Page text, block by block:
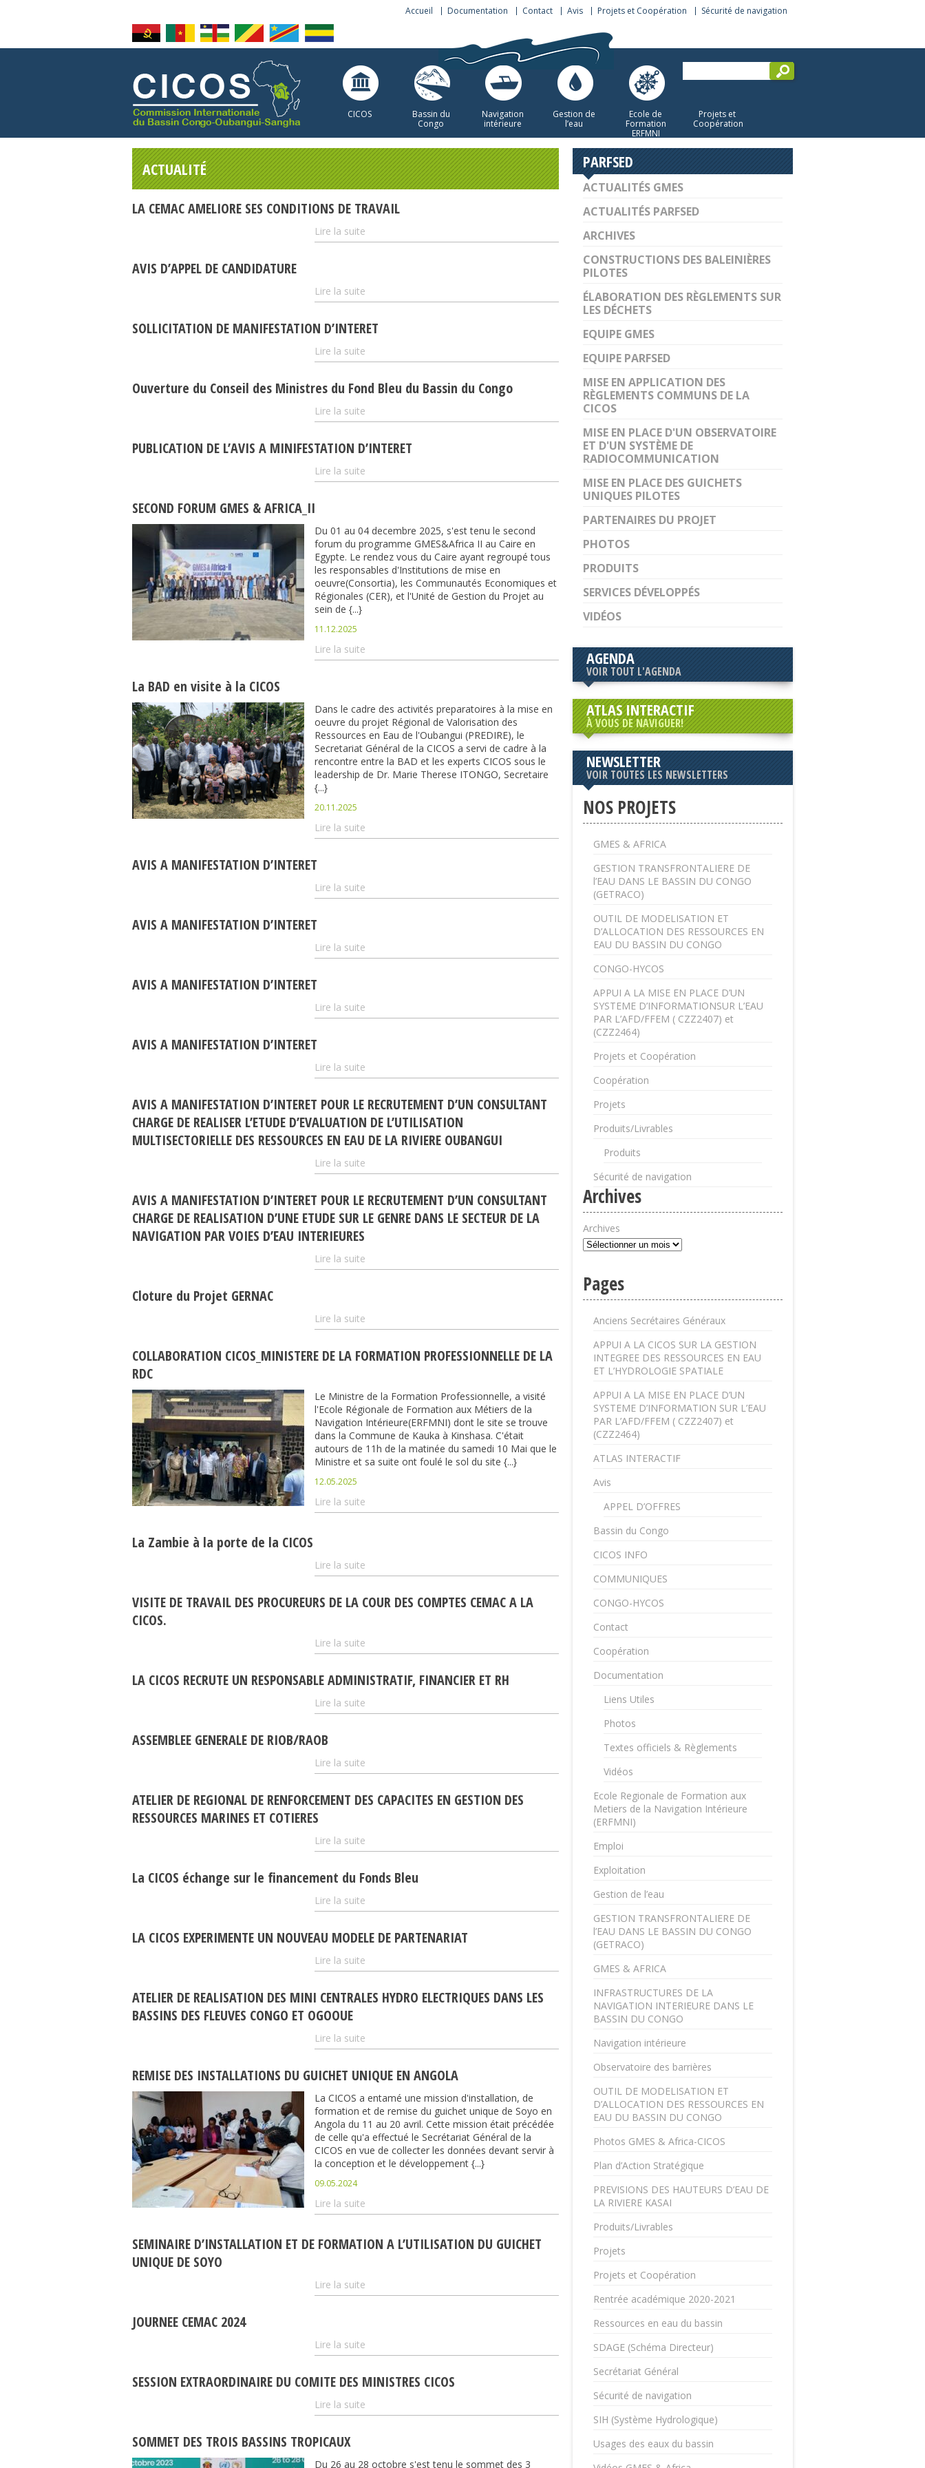
Accueil Documentation Contact Avis Projets et Coopération Sécurité de navigation
CICOS
Bassin du
Congo
Navigation
intérieure
Gestion de
l’eau
Ecole de
Formation
ERFMNI
Projets et
Coopération
ACTUALITÉ
LA CEMAC AMELIORE SES CONDITIONS DE TRAVAIL
Lire la suite
AVIS D’APPEL DE CANDIDATURE
Lire la suite
SOLLICITATION DE MANIFESTATION D’INTERET
Lire la suite
Ouverture du Conseil des Ministres du Fond Bleu du Bassin du Congo
Lire la suite
PUBLICATION DE L’AVIS A MINIFESTATION D’INTERET
Lire la suite
SECOND FORUM GMES & AFRICA_II
Du 01 au 04 decembre 2025, s'est tenu le second
forum du programme GMES&Africa II au Caire en
Egypte. Le rendez vous du Caire ayant regroupé tous
les responsables d'Institutions de mise en
oeuvre(Consortia), les Communautés Economiques et
Régionales (CER), et l'Unité de Gestion du Projet au
sein de {...}
11.12.2025
Lire la suite
La BAD en visite à la CICOS
Dans le cadre des activités preparatoires à la mise en
oeuvre du projet Régional de Valorisation des
Ressources en Eau de l'Oubangui (PREDIRE), le
Secretariat Général de la CICOS a servi de cadre à la
rencontre entre la BAD et les experts CICOS sous le
leadership de Dr. Marie Therese ITONGO, Secretaire
{...}
20.11.2025
Lire la suite
AVIS A MANIFESTATION D’INTERET
Lire la suite
AVIS A MANIFESTATION D’INTERET
Lire la suite
AVIS A MANIFESTATION D’INTERET
Lire la suite
AVIS A MANIFESTATION D’INTERET
Lire la suite
AVIS A MANIFESTATION D’INTERET POUR LE RECRUTEMENT D’UN CONSULTANT
CHARGE DE REALISER L’ETUDE D’EVALUATION DE L’UTILISATION
MULTISECTORIELLE DES RESSOURCES EN EAU DE LA RIVIERE OUBANGUI
Lire la suite
AVIS A MANIFESTATION D’INTERET POUR LE RECRUTEMENT D’UN CONSULTANT
CHARGE DE REALISATION D’UNE ETUDE SUR LE GENRE DANS LE SECTEUR DE LA
NAVIGATION PAR VOIES D’EAU INTERIEURES
Lire la suite
Cloture du Projet GERNAC
Lire la suite
COLLABORATION CICOS_MINISTERE DE LA FORMATION PROFESSIONNELLE DE LA
RDC
Le Ministre de la Formation Professionnelle, a visité
l'Ecole Régionale de Formation aux Métiers de la
Navigation Intérieure(ERFMNI) dont le site se trouve
dans la Commune de Kauka à Kinshasa. C'était
autours de 11h de la matinée du samedi 10 Mai que le
Ministre et sa suite ont foulé le sol du site {...}
12.05.2025
Lire la suite
La Zambie à la porte de la CICOS
Lire la suite
VISITE DE TRAVAIL DES PROCUREURS DE LA COUR DES COMPTES CEMAC A LA
CICOS.
Lire la suite
LA CICOS RECRUTE UN RESPONSABLE ADMINISTRATIF, FINANCIER ET RH
Lire la suite
ASSEMBLEE GENERALE DE RIOB/RAOB
Lire la suite
ATELIER DE REGIONAL DE RENFORCEMENT DES CAPACITES EN GESTION DES
RESSOURCES MARINES ET COTIERES
Lire la suite
La CICOS échange sur le financement du Fonds Bleu
Lire la suite
LA CICOS EXPERIMENTE UN NOUVEAU MODELE DE PARTENARIAT
Lire la suite
ATELIER DE REALISATION DES MINI CENTRALES HYDRO ELECTRIQUES DANS LES
BASSINS DES FLEUVES CONGO ET OGOOUE
Lire la suite
REMISE DES INSTALLATIONS DU GUICHET UNIQUE EN ANGOLA
La CICOS a entamé une mission d'installation, de
formation et de remise du guichet unique de Soyo en
Angola du 11 au 20 avril. Cette mission était précédée
de celle qu'a effectué le Secrétariat Général de la
CICOS en vue de collecter les données devant servir à
la conception et le développement {...}
09.05.2024
Lire la suite
SEMINAIRE D’INSTALLATION ET DE FORMATION A L’UTILISATION DU GUICHET
UNIQUE DE SOYO
Lire la suite
JOURNEE CEMAC 2024
Lire la suite
SESSION EXTRAORDINAIRE DU COMITE DES MINISTRES CICOS
Lire la suite
SOMMET DES TROIS BASSINS TROPICAUX
Du 26 au 28 octobre s'est tenu le sommet des 3
PARFSED
ACTUALITÉS GMES
ACTUALITÉS PARFSED
ARCHIVES
CONSTRUCTIONS DES BALEINIÈRES
PILOTES
ÉLABORATION DES RÈGLEMENTS SUR
LES DÉCHETS
EQUIPE GMES
EQUIPE PARFSED
MISE EN APPLICATION DES
RÈGLEMENTS COMMUNS DE LA
CICOS
MISE EN PLACE D'UN OBSERVATOIRE
ET D'UN SYSTÈME DE
RADIOCOMMUNICATION
MISE EN PLACE DES GUICHETS
UNIQUES PILOTES
PARTENAIRES DU PROJET
PHOTOS
PRODUITS
SERVICES DÉVELOPPÉS
VIDÉOS
AGENDA
VOIR TOUT L'AGENDA
ATLAS INTERACTIF
À VOUS DE NAVIGUER!
NEWSLETTER
VOIR TOUTES LES NEWSLETTERS
NOS PROJETS
GMES & AFRICA
GESTION TRANSFRONTALIERE DE
l’EAU DANS LE BASSIN DU CONGO
(GETRACO)
OUTIL DE MODELISATION ET
D’ALLOCATION DES RESSOURCES EN
EAU DU BASSIN DU CONGO
CONGO-HYCOS
APPUI A LA MISE EN PLACE D’UN
SYSTEME D’INFORMATIONSUR L’EAU
PAR L’AFD/FFEM ( CZZ2407) et
(CZZ2464)
Projets et Coopération
Coopération
Projets
Produits/Livrables
Produits
Sécurité de navigation
Archives
Archives
Pages
Anciens Secrétaires Généraux
APPUI A LA CICOS SUR LA GESTION
INTEGREE DES RESSOURCES EN EAU
ET L’HYDROLOGIE SPATIALE
APPUI A LA MISE EN PLACE D’UN
SYSTEME D’INFORMATION SUR L’EAU
PAR L’AFD/FFEM ( CZZ2407) et
(CZZ2464)
ATLAS INTERACTIF
Avis
APPEL D’OFFRES
Bassin du Congo
CICOS INFO
COMMUNIQUES
CONGO-HYCOS
Contact
Coopération
Documentation
Liens Utiles
Photos
Textes officiels & Règlements
Vidéos
Ecole Regionale de Formation aux
Metiers de la Navigation Intérieure
(ERFMNI)
Emploi
Exploitation
Gestion de l’eau
GESTION TRANSFRONTALIERE DE
l’EAU DANS LE BASSIN DU CONGO
(GETRACO)
GMES & AFRICA
INFRASTRUCTURES DE LA
NAVIGATION INTERIEURE DANS LE
BASSIN DU CONGO
Navigation intérieure
Observatoire des barrières
OUTIL DE MODELISATION ET
D’ALLOCATION DES RESSOURCES EN
EAU DU BASSIN DU CONGO
Photos GMES & Africa-CICOS
Plan d’Action Stratégique
PREVISIONS DES HAUTEURS D’EAU DE
LA RIVIERE KASAI
Produits/Livrables
Projets
Projets et Coopération
Rentrée académique 2020-2021
Ressources en eau du bassin
SDAGE (Schéma Directeur)
Secrétariat Général
Sécurité de navigation
SIH (Système Hydrologique)
Usages des eaux du bassin